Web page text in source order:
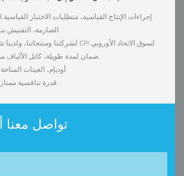
إجراءات الإنتاج القياسية، متطلبات الاختبار القياسية
الصارمة، التفتيش بنسبة 100٪ في كل إجراء.
لدينا شهادة ISO لشركتنا ومنتجاتنا، ولدينا شهادة CPI لسوق الاتحاد الأوروبي.
ضمان لمدة طويلة، كابل الألياف مدى الحياة بعد الخدمة.
OEM & أوديإم، العينات المتاحة في 1 ~ 3 أيام.
قدرة تنافسية ممتازة في السوق العالمية.
تواصل معنا